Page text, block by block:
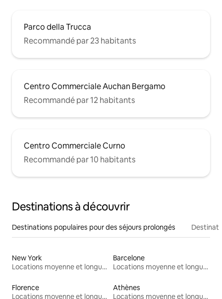
Parco della Trucca
Recommandé par 23 habitants
Centro Commerciale Auchan Bergamo
Recommandé par 12 habitants
Centro Commerciale Curno
Recommandé par 10 habitants
Destinations à découvrir
Destinations populaires pour des séjours prolongés
New York
Locations moyenne et longue durée
Barcelone
Locations moyenne et longue durée
Florence
Locations moyenne et longue durée
Athènes
Locations moyenne et longue durée